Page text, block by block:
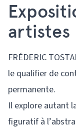
artistes
FRÉDERIC
le qualifier de
permanente.
Il explore autant
figuratif à